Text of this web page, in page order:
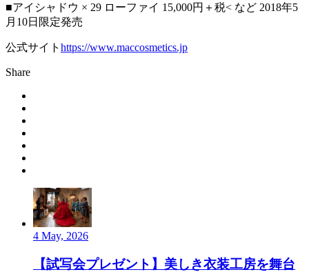
■アイシャドウ × 29 ローファイ 15,000円＋税< など 2018年5
月10日限定発売
公式サイト https://www.maccosmetics.jp
Share
4 May, 2026
【試写会プレゼント】美しき衣装工房を舞台